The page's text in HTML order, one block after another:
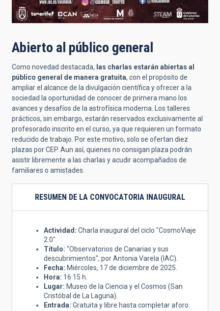
Abierto al público general
Como novedad destacada, las charlas estarán abiertas al
público general de manera gratuita, con el propósito de
ampliar el alcance de la divulgación científica y ofrecer a la
sociedad la oportunidad de conocer de primera mano los
avances y desafíos de la astrofísica moderna. Los talleres
prácticos, sin embargo, estarán reservados exclusivamente al
profesorado inscrito en el curso, ya que requieren un formato
reducido de trabajo. Por este motivo, solo se ofertan diez
plazas por CEP. Aun así, quienes no consigan plaza podrán
asistir libremente a las charlas y acudir acompañados de
familiares o amistades.
RESUMEN DE LA CONVOCATORIA INAUGURAL
Actividad: Charla inaugural del ciclo "CosmoViaje
2.0".
Título: "Observatorios de Canarias y sus
descubrimientos", por Antonia Varela (IAC).
Fecha: Miércoles, 17 de diciembre de 2025.
Hora: 16:15 h.
Lugar: Museo de la Ciencia y el Cosmos (San
Cristóbal de La Laguna).
Entrada: Gratuita y libre hasta completar aforo.